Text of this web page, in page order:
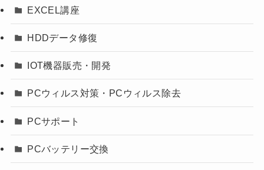
EXCEL講座
HDDデータ修復
IOT機器販売・開発
PCウィルス対策・PCウィルス除去
PCサポート
PCバッテリー交換